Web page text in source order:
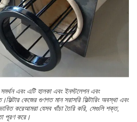
সমর্থন এবং এটি হালকা এবং ইনস্টলেশন এবং
কেজের গুণগত মান সরাসরি ফিল্টারিং অবস্থা এবং
করেআমরা যেসব খাঁচা তৈরি করি, সেগুলি শক্ত,
পূরণ করে।